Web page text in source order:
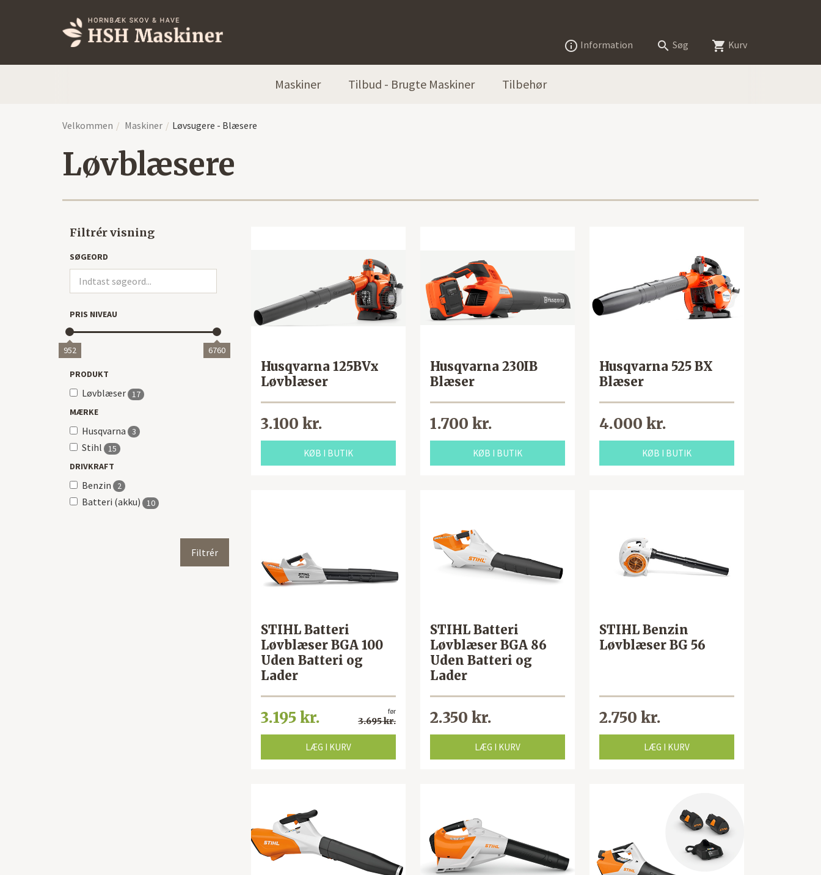
 Information  Søg  Kurv
Maskiner Tilbud - Brugte Maskiner Tilbehør
Velkommen Maskiner Løvsugere - Blæsere
Løvblæsere
Filtrér visning
SØGEORD
PRIS NIVEAU
952 6760
PRODUKT
Løvblæser 17
MÆRKE
Husqvarna 3
Stihl
15
DRIVKRAFT
Benzin 2
Batteri (akku) 10
Husqvarna 125BVx
Løvblæser
3.100 kr.
KØB I BUTIK
Husqvarna 230IB
Blæser
1.700 kr.
KØB I BUTIK
Husqvarna 525 BX
Blæser
4.000 kr.
KØB I BUTIK
STIHL Batteri
Løvblæser BGA 100
Uden Batteri og
Lader
før
3.695 kr.
3.195 kr.
LÆG I KURV
STIHL Batteri
Løvblæser BGA 86
Uden Batteri og
Lader
2.350 kr.
LÆG I KURV
STIHL Benzin
Løvblæser BG 56
2.750 kr.
LÆG I KURV